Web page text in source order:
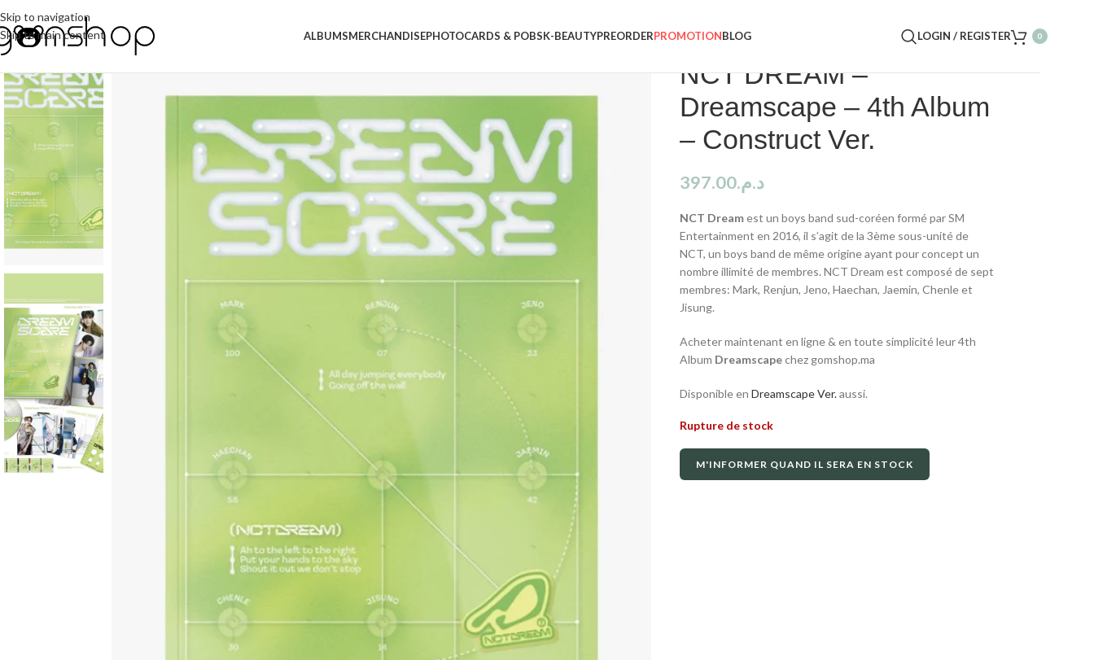
Skip to navigation
Skip to main content
ALBUMSMERCHANDISEPHOTOCARDS & POBSK-BEAUTYPREORDERPROMOTIONBLOG LOGIN / REGISTER 0
NCT DREAM –
Dreamscape – 4th Album
– Construct Ver.
د.م.397.00
NCT Dreamest un boys band sud-coréen formé par SM
Entertainment en 2016, il s’agit de la 3ème sous-unité de
NCT, un boys band de même origine ayant pour concept un
nombre illimité de membres. NCT Dream est composé de sept
membres: Mark, Renjun, Jeno, Haechan, Jaemin, Chenle et
Jisung.
Acheter maintenant en ligne & en toute simplicité leur 4th
Album Dreamscapechez gomshop.ma
Disponible en Dreamscape Ver.aussi.
Rupture de stock
M'INFORMER QUAND IL SERA EN STOCK